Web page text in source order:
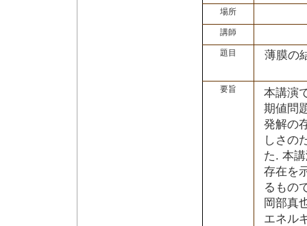
場所
講師
題目 薄膜の
要旨
本講演
期値問
発解の
しさの
た. 本
存在を
るもの
岡部真
エネル